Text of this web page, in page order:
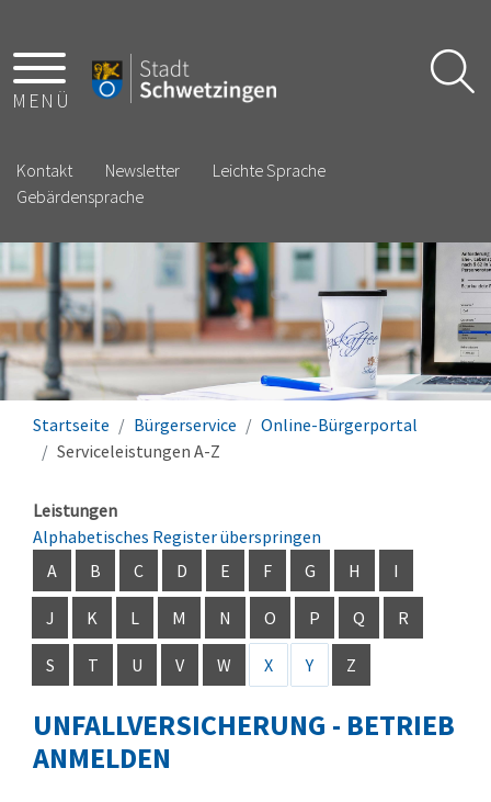
MENÜ
Kontakt Newsletter
Leichte Sprache
Gebärdensprache
Startseite Bürgerservice
Online-Bürgerportal
Serviceleistungen A-Z
Leistungen
Alphabetisches Register überspringen
A
B C D E F G H I
J K L M N O P Q R
S T U V W X Y Z
UNFALLVERSICHERUNG - BETRIEB
ANMELDEN